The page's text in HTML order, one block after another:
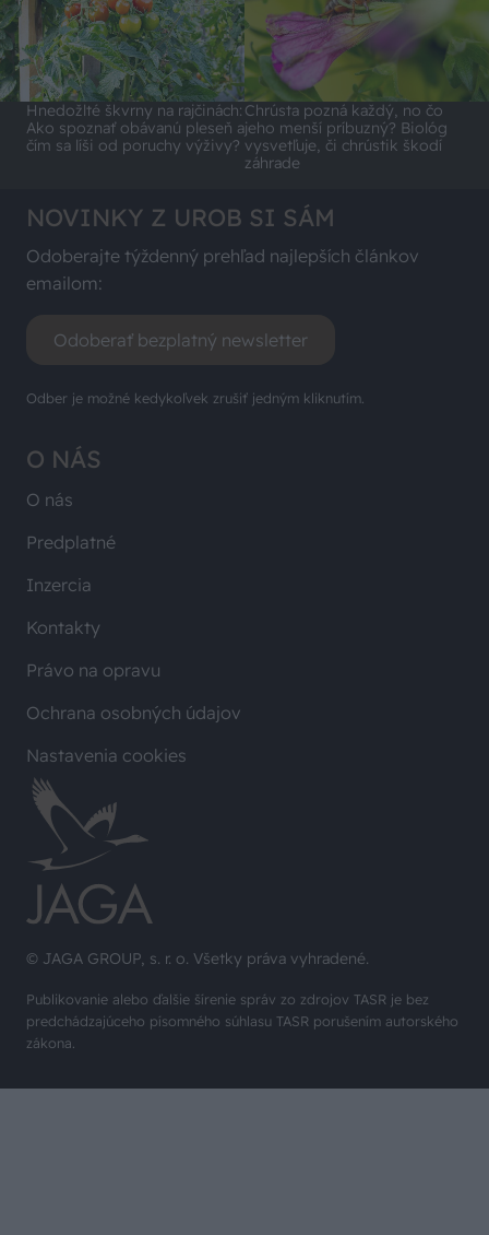
Hnedožlté škvrny na rajčinách:
Ako spoznať obávanú pleseň a
čím sa líši od poruchy výživy?
Chrústa pozná každý, no čo
jeho menší príbuzný? Biológ
vysvetľuje, či chrústik škodí
záhrade
© JAGA GROUP, s. r. o. Všetky práva vyhradené.
Publikovanie alebo ďalšie šírenie správ zo zdrojov TASR je bez
predchádzajúceho písomného súhlasu TASR porušením autorského
zákona.
O NÁS
O nás
Predplatné
Inzercia
Kontakty
Právo na opravu
Ochrana osobných údajov
Nastavenia cookies
NOVINKY Z UROB SI SÁM
Odoberajte týždenný prehľad najlepších článkov
emailom:
Odoberať bezplatný newsletter
Odber je možné kedykoľvek zrušiť jedným kliknutím.